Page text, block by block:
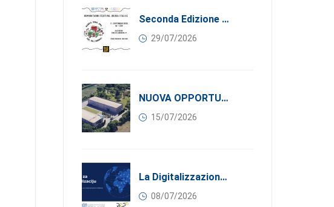
Seconda Edizione Di MANGIA. DONA. AMA: Quando La Gastronomia Incontra La Solidarietà, 11 Settembre 2026
29/07/2026
NUOVA OPPORTUNITÀ DI BUSINESS PER I SOCI DI CONFINDUSTRIA SERBIA: Affitasi Un Moderno Capannone Industriale A Pančevo – 1.200 M² Nella Zona Industriale
15/07/2026
La Digitalizzazione Come Motore Dell’internazionalizzazione
08/07/2026